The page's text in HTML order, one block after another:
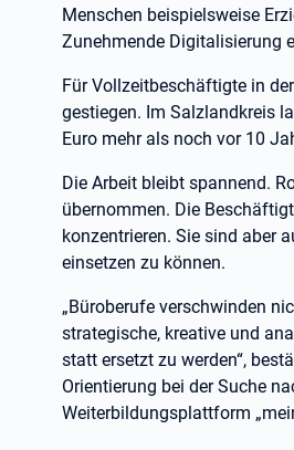
Menschen beispielsweise
Zunehmende Digitalisierung
Für Vollzeitbeschäftigte in
gestiegen. Im Salzlandkreis
Euro mehr als noch vor 10
Die Arbeit bleibt spannend.
übernommen. Die
konzentrieren. Sie sind aber
einsetzen zu können.
„Büroberufe verschwinden
strategische, kreative und
statt ersetzt zu werden“,
Orientierung bei der Suche
Weiterbildungsplattform